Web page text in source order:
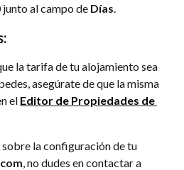
junto al campo de Días
la tarifa de tu alojamiento sea
asegúrate de que la misma
el Editor de Propiedades de
la configuración de tu
, no dudes en contactar a